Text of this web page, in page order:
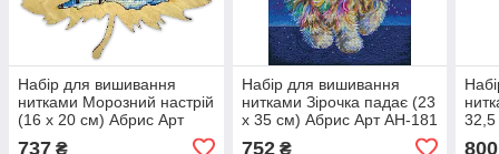
Набір для вишивання
нитками Морозний настрій
(16 х 20 см) Абрис Арт
737 ₴
Набір для вишивання
нитками Зірочка падає (23
х 35 см) Абрис Арт AH-181
752₴ 800